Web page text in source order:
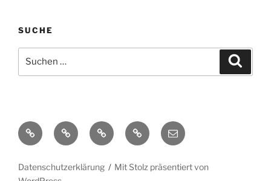
SUCHE
Suche
Yelp FacebookTwitter Instagram
E-
Mail
Datenschutzerklärung
Mit Stolz präsentiert von